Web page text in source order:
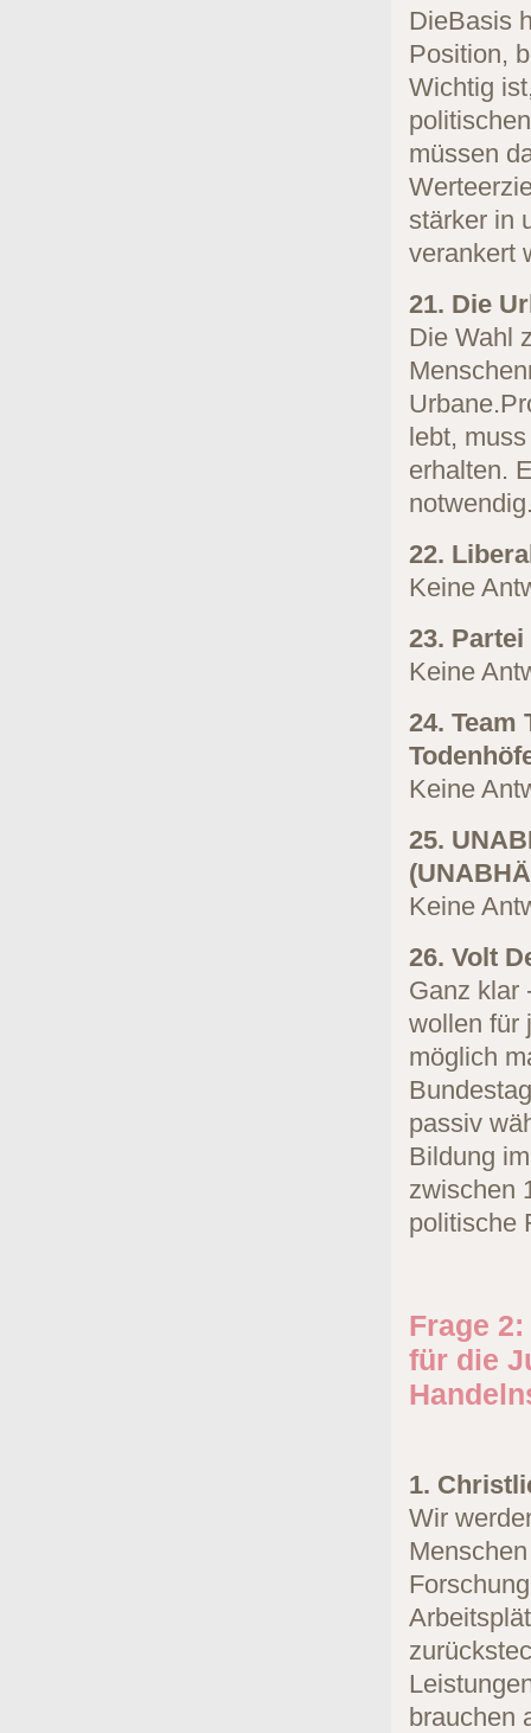
DieBasis
Position,
Wichtig
müssen
stärker in
verankert
21. Die
Die Wahl
lebt,
erhalten.
22.
Keine
23.
Keine
24. Team
Keine
25.
Keine
26. Volt
Ganz klar
wollen für
möglich
passiv
Bildung
zwischen
politische
Frage
für die
1.
Wir
brauchen